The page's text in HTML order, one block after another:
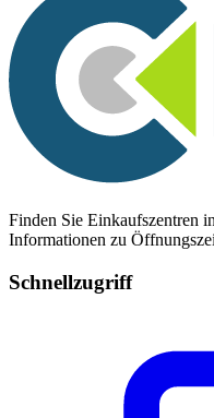
Finden Sie Einkaufszentren
Informationen zu
Schnellzugriff